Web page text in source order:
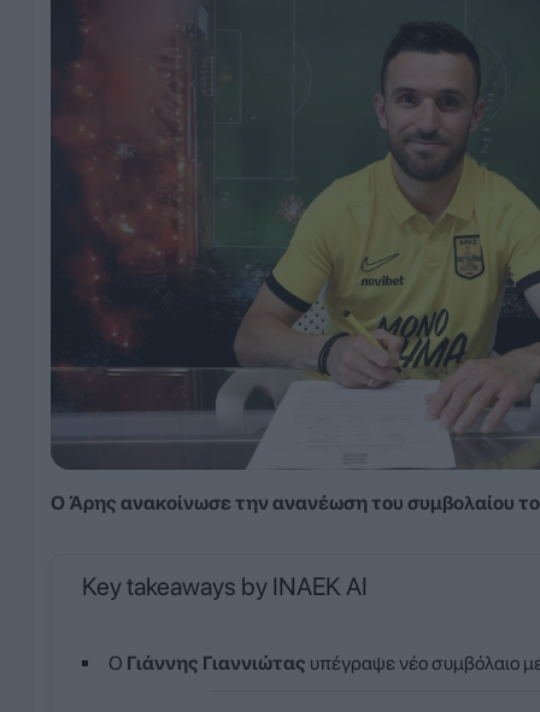
Ο Άρης ανακοίνωσε την ανανέωση του συμβολαίου
Key takeaways by INAEK AI
Ο Γιάννης Γιαννιώτας υπέγραψε νέο συμβόλαιο